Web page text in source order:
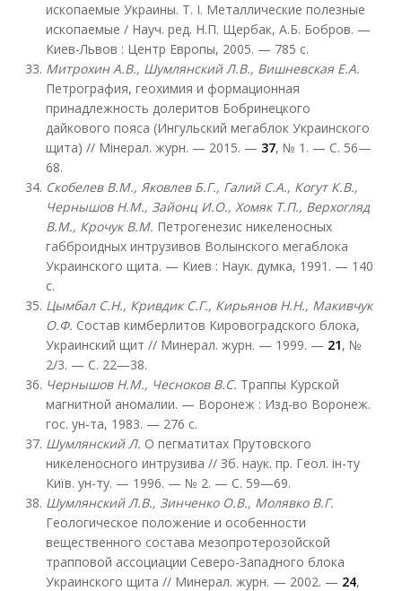
ископаемые Украины. Т. I. Металлические полезные
ископаемые / Науч. ред. Н.П. Щербак, А.Б. Бобров. —
Киев-Львов : Центр Европы, 2005. — 785 с.
Митрохин А.В., Шумлянский Л.В., Вишневская Е.А.
Петрография, геохимия и формационная
принадлежность долеритов Бобринецкого
дайкового пояса (Ингульский мегаблок Украинского
щита) // Мінерал. журн. — 2015. — 37, № 1. — С. 56—
68.
Скобелев В.М., Яковлев Б.Г., Галий С.А., Когут К.В.,
Чернышов Н.М., Зайонц И.О., Хомяк Т.П., Верхогляд
В.М., Крочук В.М. Петрогенезис никеленосных
габброидных интрузивов Волынского мегаблока
Украинского щита. — Киев : Наук. думка, 1991. — 140
с.
Цымбал С.Н., Кривдик С.Г., Кирьянов Н.Н., Макивчук
О.Ф. Состав кимберлитов Кировоградского блока,
Украинский щит // Минерал. журн. — 1999. — 21, №
2/3. — С. 22—38.
Чернышов Н.М., Чесноков В.С. Траппы Курской
магнитной аномалии. — Воронеж : Изд-во Воронеж.
гос. ун-та, 1983. — 276 с.
Шумлянский Л. О пегматитах Прутовского
никеленосного интрузива // Зб. наук. пр. Геол. ін-ту
Київ. ун-ту. — 1996. — № 2. — C. 59—69.
Шумлянский Л.В., Зинченко О.В., Молявко В.Г.
Геологическое положение и особенности
вещественного состава мезопротерозойской
трапповой ассоциации Северо-Западного блока
Украинского щита // Минерал. журн. — 2002. — 24,